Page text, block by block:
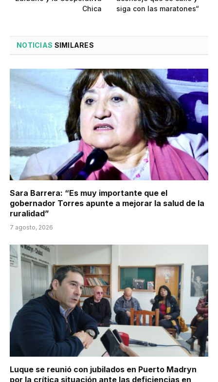
Chica
siga con las maratones“
NOTICIAS SIMILARES
Sara Barrera: “Es muy importante que el
gobernador Torres apunte a mejorar la salud de la
ruralidad”
7 agosto, 2026
Luque se reunió con jubilados en Puerto Madryn
por la crítica situación ante las deficiencias en